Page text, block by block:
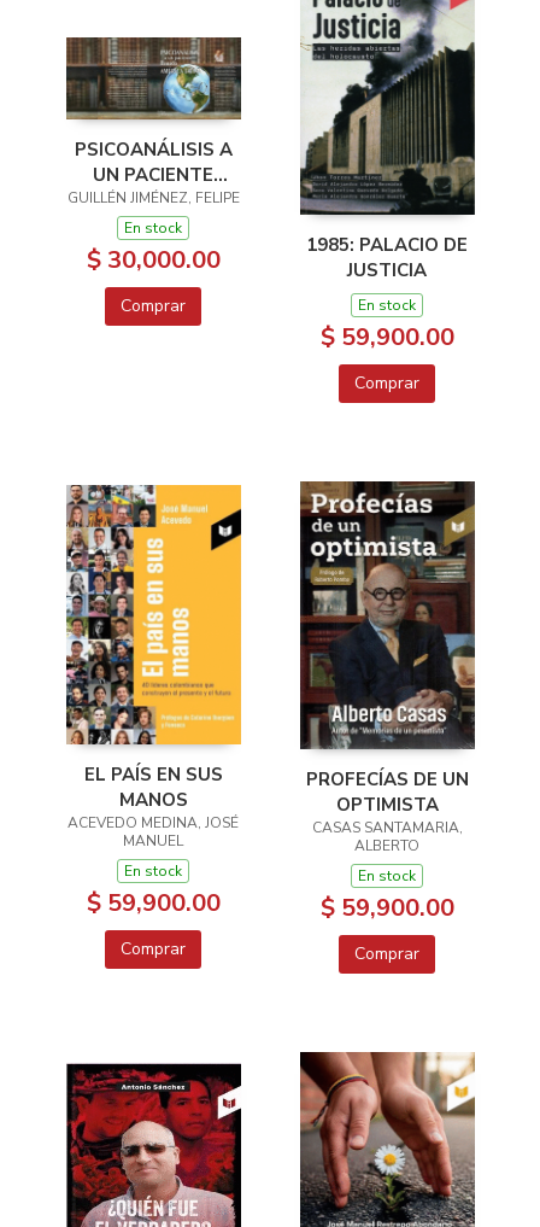
PSICOANÁLISIS A
UN PACIENTE
LLAMADO AMÉRICA
LATINA
GUILLÉN JIMÉNEZ, FELIPE
En stock
$ 30,000.00
Comprar
1985: PALACIO DE
JUSTICIA
En stock
$ 59,900.00
Comprar
EL PAÍS EN SUS
MANOS
ACEVEDO MEDINA, JOSÉ
MANUEL
En stock
$ 59,900.00
Comprar
PROFECÍAS DE UN
OPTIMISTA
CASAS SANTAMARIA,
ALBERTO
En stock
$ 59,900.00
Comprar